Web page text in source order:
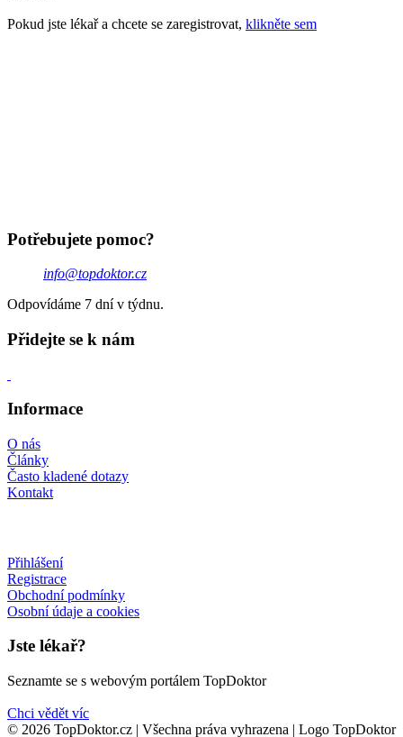
Pokud jste lékař a chcete se zaregistrovat, klikněte sem
Potřebujete pomoc?
info@topdoktor.cz
Odpovídáme 7 dní v týdnu.
Přidejte se k nám
Informace
O nás
Články
Často kladené dotazy
Kontakt
Přihlášení
Registrace
Obchodní podmínky
Osobní údaje a cookies
Jste lékař?
Seznamte se s webovým portálem TopDoktor
Chci vědět víc
© 2026 TopDoktor.cz | Všechna práva vyhrazena | Logo TopDoktor